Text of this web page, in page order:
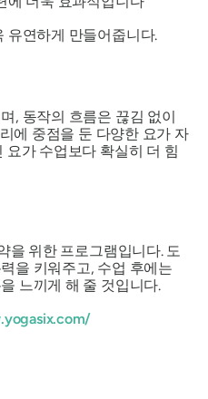
유연하게 만들어줍니다.
, 동작의 흐름은 끊김 없이
에 중점을 둔 다양한 요가 자
요가 수업보다 확실히 더 힘
을 위한 프로그램입니다. 도
을 키워주고, 수업 후에는
느끼게 해 줄 것입니다.